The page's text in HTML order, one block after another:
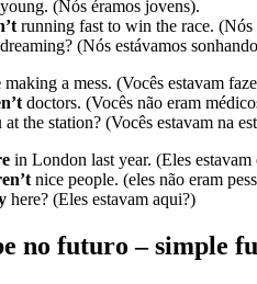
young. (Nós éramos jovens).
running fast to win the race. (Nós
dreaming? (Nós estávamos
making a mess. (Vocês estavam
doctors. (Vocês não eram
at the station? (Vocês estavam na
in London last year. (Eles estavam
nice people. (eles não eram
here? (Eles estavam aqui?)
no futuro – simple